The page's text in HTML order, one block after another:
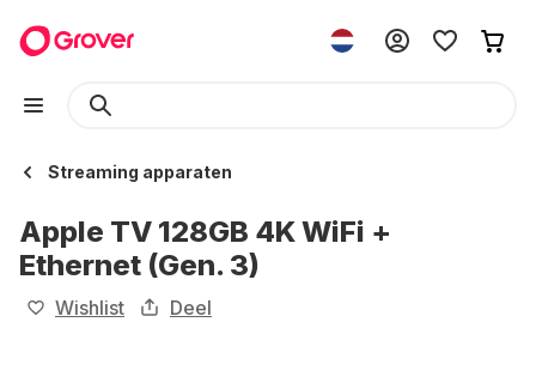
Streaming apparaten
Apple TV 128GB 4K WiFi +
Ethernet (Gen. 3)
Wishlist Deel